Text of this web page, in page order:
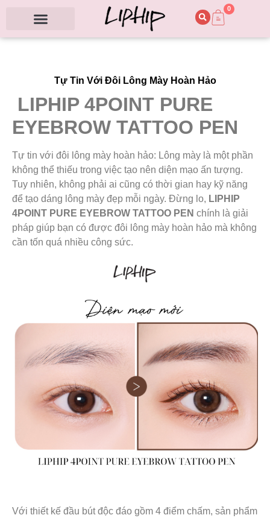
0
Tự Tin Với Đôi Lông Mày Hoàn Hảo
LIPHIP 4POINT PURE
EYEBROW TATTOO PEN
Tự tin với đôi lông mày hoàn hảo: Lông mày là một phần
không thể thiếu trong việc tạo nên diện mạo ấn tượng.
Tuy nhiên, không phải ai cũng có thời gian hay kỹ năng
để tạo dáng lông mày đẹp mỗi ngày. Đừng lo, LIPHIP
4POINT PURE EYEBROW TATTOO PEN chính là giải
pháp giúp bạn có được đôi lông mày hoàn hảo mà không
cần tốn quá nhiều công sức.
Với thiết kế đầu bút độc đáo gồm 4 điểm chấm, sản phẩm